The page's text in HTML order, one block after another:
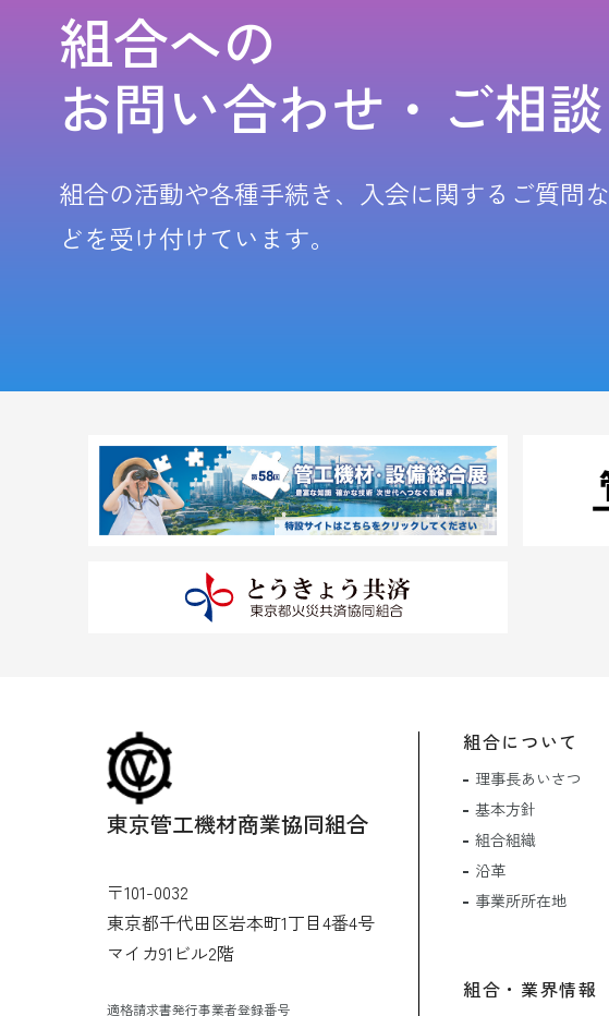
組合への
お問い合わせ・ご相談
組合の活動や各種手続き、入会に関するご質問な
どを受け付けています。
東京管工機材商業協同組合
〒101-0032
東京都千代田区岩本町1丁目4番4号
マイカ91ビル2階
適格請求書発行事業者登録番号
組合について
理事長あいさつ
基本方針
組合組織
沿革
事業所所在地
組合・業界情報